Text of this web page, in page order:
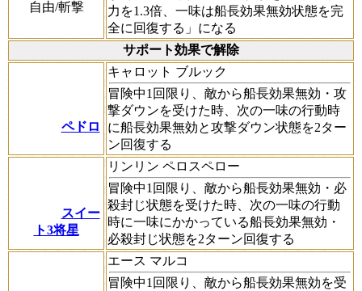
自由/斬撃
力を1.3倍、一味は船長効果無効状態を完
全に回復する」になる
サポート効果で解除
ペドロ
キャロット ブルック
冒険中1回限り、敵から船長効果無効・攻
撃ダウンを受けた時、次の一味の行動時
に船長効果無効と攻撃ダウン状態を2ター
ン回復する
スイー
ト3将星
リンリン ペロスペロー
冒険中1回限り、敵から船長効果無効・必
殺封じ状態を受けた時、次の一味の行動
時に一味にかかっている船長効果無効・
必殺封じ状態を2ターン回復する
エース マルコ
冒険中1回限り、敵から船長効果無効を受